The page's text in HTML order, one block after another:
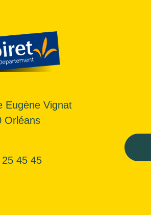
Eugène Vignat
Orléans
45 45